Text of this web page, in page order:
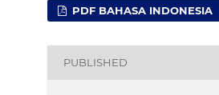
PDF BAHASA INDONESIA
PUBLISHED